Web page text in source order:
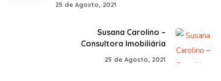
25 de Agosto, 2021
Susana Carolino –
Consultora Imobiliária
25 de Agosto, 2021